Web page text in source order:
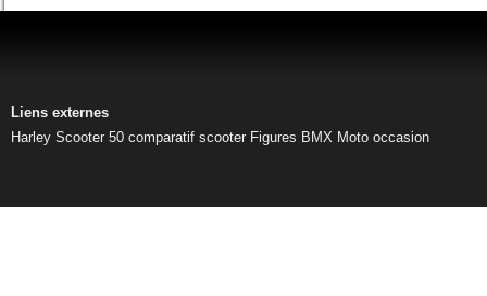
Liens externes
Harley Scooter 50 comparatif scooter Figures BMX Moto occasion